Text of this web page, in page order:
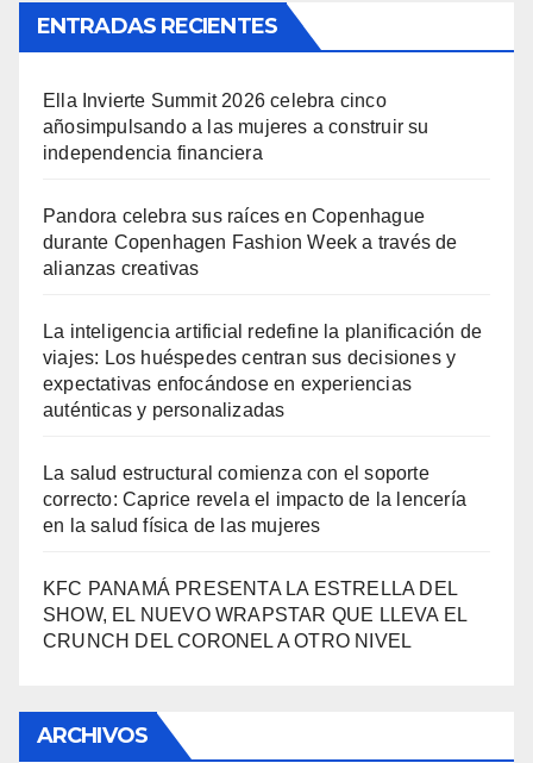
ENTRADAS RECIENTES
Ella Invierte Summit 2026 celebra cinco
añosimpulsando a las mujeres a construir su
independencia financiera
Pandora celebra sus raíces en Copenhague
durante Copenhagen Fashion Week a través de
alianzas creativas
La inteligencia artificial redefine la planificación de
viajes: Los huéspedes centran sus decisiones y
expectativas enfocándose en experiencias
auténticas y personalizadas
La salud estructural comienza con el soporte
correcto: Caprice revela el impacto de la lencería
en la salud física de las mujeres
KFC PANAMÁ PRESENTA LA ESTRELLA DEL
SHOW, EL NUEVO WRAPSTAR QUE LLEVA EL
CRUNCH DEL CORONEL A OTRO NIVEL
ARCHIVOS